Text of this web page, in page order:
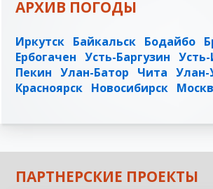
АРХИВ ПОГОДЫ
Иркутск Байкальск Бодайбо
Ербогачен Усть-Баргузин
Пекин Улан-Батор Чита Улан-
Красноярск Новосибирск
ПАРТНЕРСКИЕ ПРОЕКТЫ